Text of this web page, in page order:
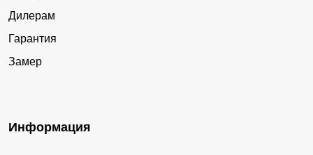
Дилерам
Гарантия
Замер
Информация